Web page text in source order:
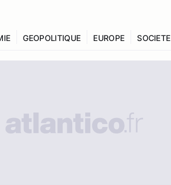
GEOPOLITIQUE EUROPE SOCIETE